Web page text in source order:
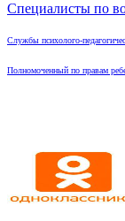
Специалисты по
Службы психолого-
Полномоченный по правам